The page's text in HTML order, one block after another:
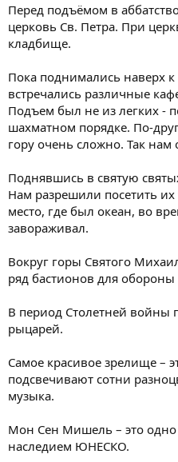
Перед подъёмом в
церковь Св. Петра. При
кладбище.
Пока поднимались наверх
встречались различные
Подъем был не из легких -
шахматном порядке. По-
гору очень сложно. Так
Поднявшись в святую
Нам разрешили посетить
место, где был океан, во
завораживал.
Вокруг горы Святого
ряд бастионов для обороны
В период Столетней войны
рыцарей.
Самое красивое зрелище –
подсвечивают сотни
музыка.
Мон Сен Мишель – это одно
наследием ЮНЕСКО.